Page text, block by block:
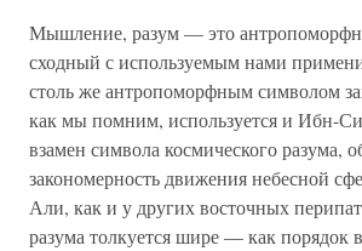
Мышление, разум — это
сходный с используемым нами
столь же антропоморфным символом
как мы помним, используется и Ибн-
взамен символа космического разума,
закономерность движения небесной
Али, как и у других восточных
разума толкуется шире — как порядок